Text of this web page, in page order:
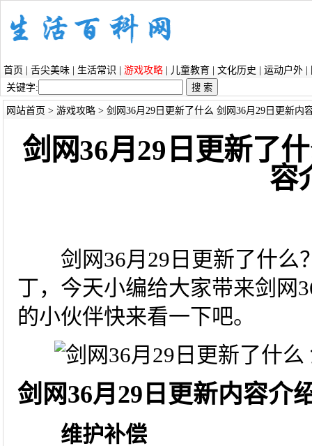
首页 舌尖美味 生活常识 游戏攻略 儿童教育 文化历史 运动户外
关键字:
网站首页 > 游戏攻略> 剑网36月29日更新了什么 剑网36月29日更新内
剑网36月29日更新了
容
剑网36月29日更新了什么
丁，今天小编给大家带来剑网
的小伙伴快来看一下吧。
剑网36月29日更新内容介
维护补偿